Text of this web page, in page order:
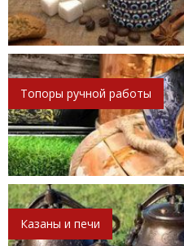
Топоры ручной работы
Казаны и печи